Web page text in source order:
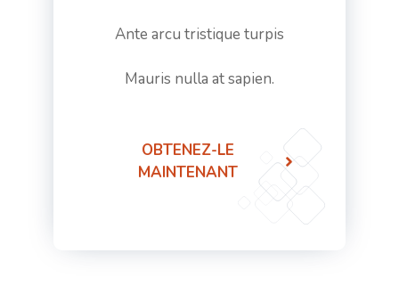
Ante arcu tristique turpis
Mauris nulla at sapien.
OBTENEZ-LE
MAINTENANT